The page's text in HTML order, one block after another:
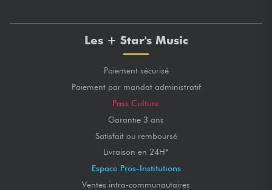
Les + Star's Music
Paiement sécurisé
Paiement par mandat administratif
Pass Culture
Garantie 3 ans
Satisfait ou remboursé
Livraison en 24H*
Espace Pros-Institutions
Ventes intra-communautaires